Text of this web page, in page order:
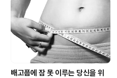
배고픔에 잠 못 이루는 당신을 위